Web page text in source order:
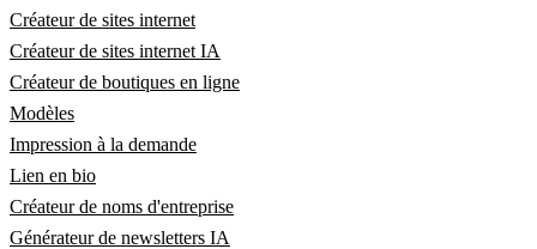
Créateur de sites internet
Créateur de sites internet IA
Créateur de boutiques en ligne
Modèles
Impression à la demande
Lien en bio
Créateur de noms d'entreprise
Générateur de newsletters IA